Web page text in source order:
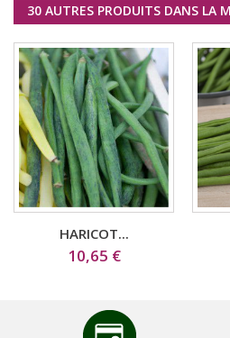
30 AUTRES PRODUITS DANS LA
HARICOT...
10,65 €